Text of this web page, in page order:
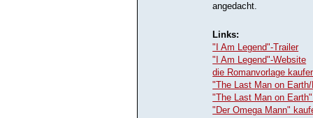
angedacht.
Links:
"I Am Legend"-Trailer
"I Am Legend"-Website
die Romanvorlage
"The Last Man on
"The Last Man on
"Der Omega Mann"